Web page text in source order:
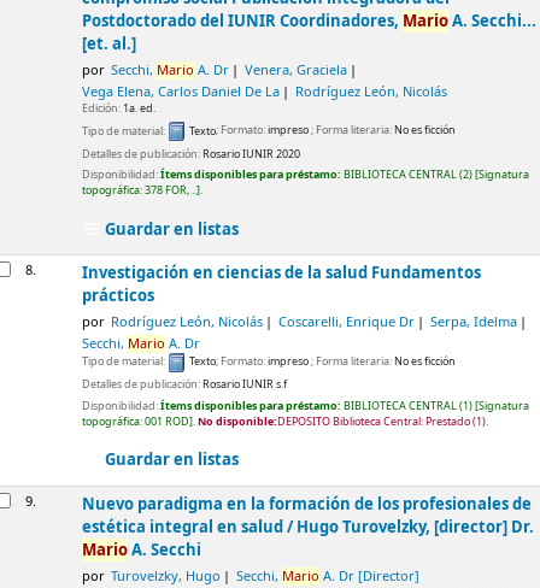
Postdoctorado del IUNIRCoordinadores, MarioA. Secchi...
[et. al.]
por Secchi, Mario A. Dr
Venera, Graciela
Vega Elena, Carlos Daniel De La
Rodríguez León, Nicolás
Edición: 1a. ed.
Tipo de material:
Texto; Formato:impreso; Forma literaria:No es ficción
Detalles de publicación:RosarioIUNIR2020
Disponibilidad:Ítems disponibles para préstamo: BIBLIOTECA CENTRAL(2) Signatura
topográfica:378 FOR, .. .
Guardar en listas
8.
Investigación en ciencias de la salud Fundamentos
prácticos
por Rodríguez León, Nicolás Coscarelli, Enrique Dr
Serpa, Idelma
Secchi, Mario A. Dr
Tipo de material: Texto; Formato:impreso; Forma literaria:No es ficción
Detalles de publicación:RosarioIUNIRs.f
Disponibilidad:Ítems disponibles para préstamo: BIBLIOTECA CENTRAL(1) Signatura
topográfica:001 ROD .No disponible:DEPOSITO Biblioteca Central: Prestado(1).
Guardar en listas
9.
Nuevo paradigma en la formación de los profesionales de
estética integral en salud /Hugo Turovelzky, [director] Dr.
MarioA. Secchi
por Turovelzky, Hugo Secchi, Mario A. Dr [Director]